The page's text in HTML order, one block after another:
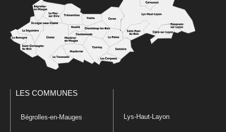
LES COMMUNES
Bégrolles-en-Mauges Lys-Haut-Layon